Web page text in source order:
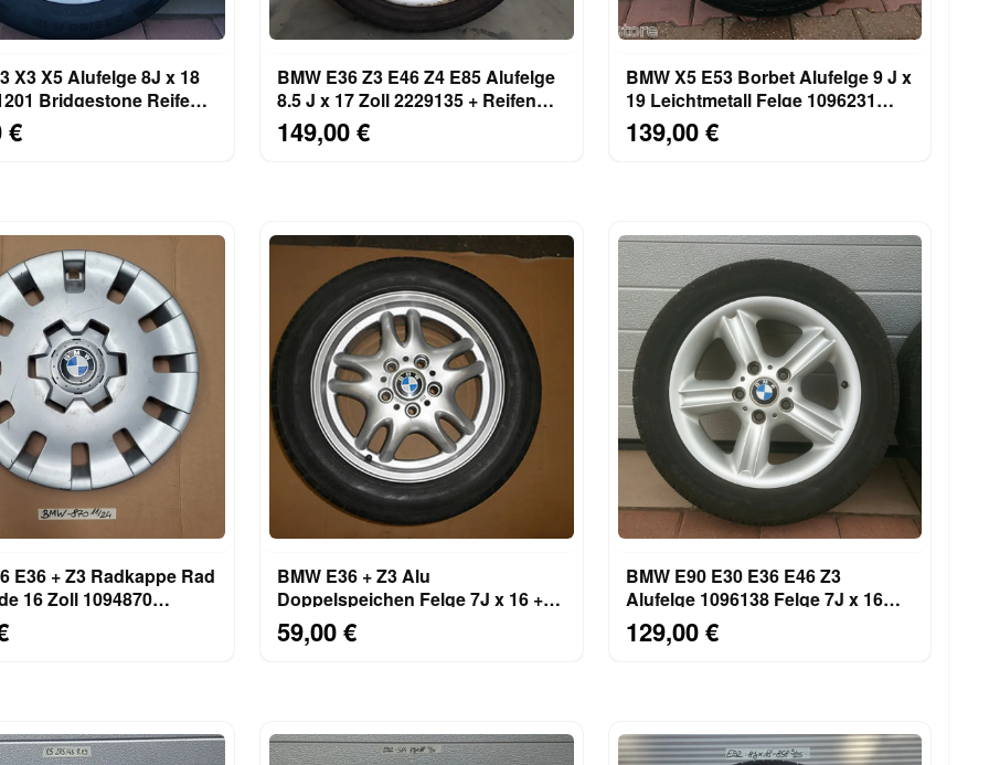
X3 X5 Alufelge 8J x 18
Bridgestone Reifen
€
BMW E36 Z3 E46 Z4 E85 Alufelge
8,5 J x 17 Zoll 2229135 + Reifen
225/45 ABHOLUNG
149,00 €
BMW X5 E53 Borbet Alufelge 9 J x
19 Leichtmetall Felge 1096231
Reifen 255/50
139,00 €
16 Zoll 1094870
BMW E36 + Z3 Alu
Doppelspeichen Felge 7J x 16 +
59,00 €
BMW E90 E30 E36 E46 Z3
Alufelge 1096138 Felge 7J x 16
Zoll mit Reifen 225/50
129,00 €